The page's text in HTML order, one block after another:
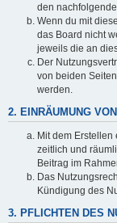
den
Wenn du mit
das Board nicht
jeweils die an
Der
von beiden
werden.
2. EINRÄUMUNG
Mit dem
zeitlich und
Beitrag im
Das
Kündigung des
3. PFLICHTEN DES